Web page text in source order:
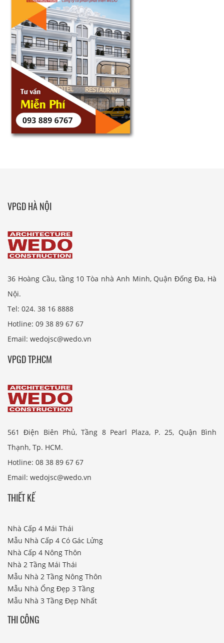
VPGD HÀ NỘI
36 Hoàng Cầu, tầng 10 Tòa nhà Anh Minh, Quận Đống Đa, Hà
Nội.
Tel: 024. 38 16 8888
Hotline: 09 38 89 67 67
Email: wedojsc@wedo.vn
VPGD TP.HCM
561 Điện Biên Phủ, Tầng 8 Pearl Plaza, P. 25, Quận Bình
Thạnh, Tp. HCM.
Hotline: 08 38 89 67 67
Email: wedojsc@wedo.vn
THIẾT KẾ
Nhà Cấp 4 Mái Thái
Mẫu Nhà Cấp 4 Có Gác Lửng
Nhà Cấp 4 Nông Thôn
Nhà 2 Tầng Mái Thái
Mẫu Nhà 2 Tầng Nông Thôn
Mẫu Nhà Ống Đẹp 3 Tầng
Mẫu Nhà 3 Tầng Đẹp Nhất
THI CÔNG